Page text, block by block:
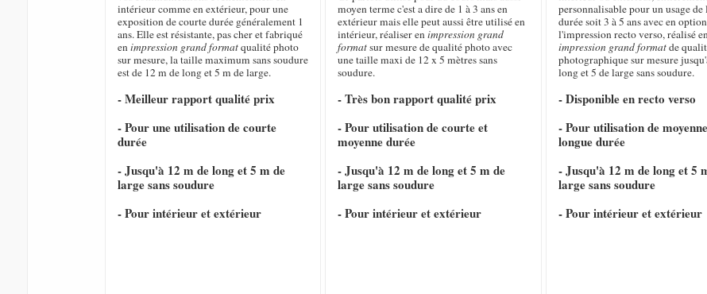
intérieur comme en extérieur, pour une
exposition de courte durée généralement 1
ans. Elle est résistante, pas cher et fabriqué
enimpression grand formatqualité photo
sur mesure, la taille maximum sans soudure
est de 12 m de long et 5 m de large.
- Meilleur rapport qualité prix
- Pour une utilisation de courte
durée
- Jusqu'à 12 m de long et 5 m de
large sans soudure
- Pour intérieur et extérieur
moyen terme c'est a dire de 1 à 3 ans en
extérieur mais elle peut aussi être utilisé en
intérieur, réaliser enimpression grand
formatsur mesure de qualité photo avec
une taille maxi de 12 x 5 mètres sans
soudure.
- Très bon rapport qualité prix
- Pour utilisation de courte et
moyenne durée
- Jusqu'à 12 m de long et 5 m de
large sans soudure
- Pour intérieur et extérieur
personnalisable pour un usage de
durée soit 3 à 5 ans avec en option
l'impression recto verso, réalisé
impression grand formatde
photographique sur mesure
long et 5 de large sans soudure.
- Disponible en recto verso
- Pour utilisation de
longue durée
- Jusqu'à 12 m de long et 5
large sans soudure
- Pour intérieur et extérieur